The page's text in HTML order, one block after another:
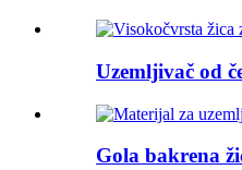
Uzemljivač od
Gola bakrena